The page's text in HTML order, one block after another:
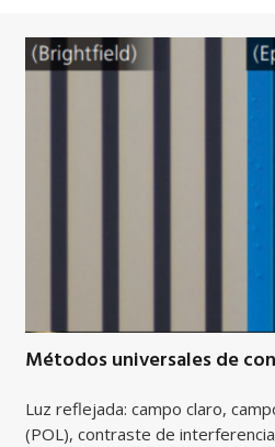
Métodos universales de
Luz reflejada: campo claro,
(POL), contraste de